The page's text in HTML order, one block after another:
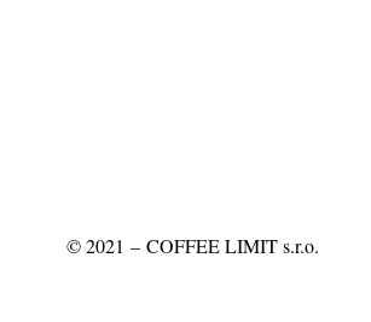
©2021 – COFFEE LIMIT s.r.o.